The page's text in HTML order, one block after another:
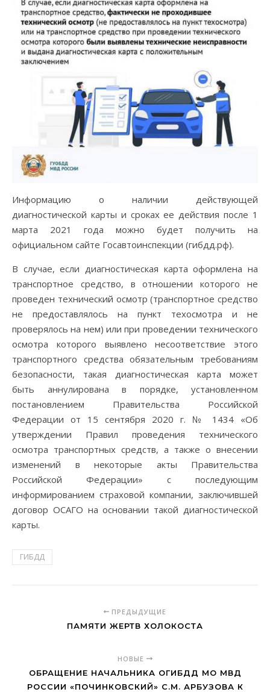
Информацию о наличии действующей
диагностической карты и сроках ее действия после 1
марта 2021 года можно будет получить на
официальном сайте Госавтоинспекции (гибдд.рф).
В случае, если диагностическая карта оформлена на
транспортное средство, в отношении которого не
проведен технический осмотр (транспортное средство
не предоставлялось на пункт техосмотра и не
проверялось на нем) или при проведении технического
осмотра которого выявлено несоответствие этого
транспортного средства обязательным требованиям
безопасности, такая диагностическая карта может
быть аннулирована в порядке, установленном
постановлением Правительства Российской
Федерации от 15 сентября 2020 г. № 1434 «Об
утверждении Правил проведения технического
осмотра транспортных средств, а также о внесении
изменений в некоторые акты Правительства
Российской Федерации» с последующим
информированием страховой компании, заключившей
договор ОСАГО на основании такой диагностической
карты.
ГИБДД
ПРЕДЫДУЩИЕ
ПАМЯТИ ЖЕРТВ ХОЛОКОСТА
НОВЫЕ
ОБРАЩЕНИЕ НАЧАЛЬНИКА ОГИБДД МО МВД
РОССИИ «ПОЧИНКОВСКИЙ» С.М. АРБУЗОВА К